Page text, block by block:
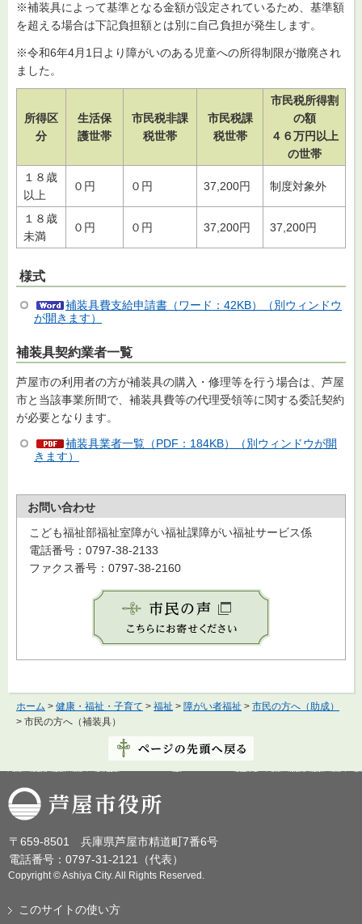
※補装具によって基準となる金額が設定されているため、基準額
を超える場合は下記負担額とは別に自己負担が発生します。
※令和6年4月1日より障がいのある児童への所得制限が撤廃され
ました。
所得区
分
生活保
護世帯
市民税非課
税世帯
市民税課
税世帯
市民税所得割
の額
４６万円以上
の世帯
１８歳
以上
０円 ０円 37,200円 制度対象外
１８歳
未満
０円 ０円 37,200円 37,200円
様式
補装具費支給申請書（ワード：42KB）（別ウィンドウ
が開きます）
補装具契約業者一覧
芦屋市の利用者の方が補装具の購入・修理等を行う場合は、芦屋
市と当該事業所間で、補装具費等の代理受領等に関する委託契約
が必要となります。
補装具業者一覧（PDF：184KB）（別ウィンドウが開
きます）
お問い合わせ
こども福祉部福祉室障がい福祉課障がい福祉サービス係
電話番号：0797-38-2133
ファクス番号：0797-38-2160
ホーム > 健康・福祉・子育て > 福祉 > 障がい者福祉 > 市民の方へ（助成）
> 市民の方へ（補装具）
芦屋市役所
〒659-8501 兵庫県芦屋市精道町7番6号
電話番号：0797-31-2121（代表）
Copyright © Ashiya City. All Rights Reserved.
このサイトの使い方